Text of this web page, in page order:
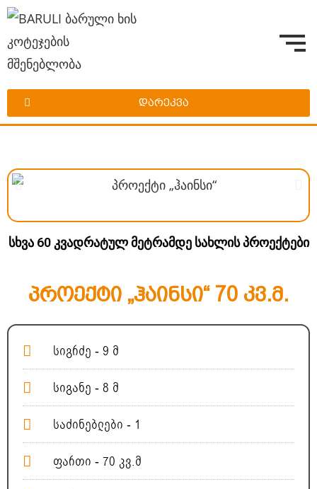
დარეკვა
სხვა 60 კვადრატულ მეტრამდე სახლის პროექტები
პროექტი „ჰაინსი“ 70 კვ.მ.
სიგრძე - 9 მ
სიგანე - 8 მ
საძინებლები - 1
ფართი - 70 კვ.მ